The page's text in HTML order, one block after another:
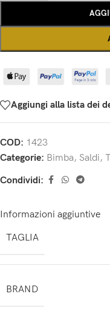
Aggiungi alla lista dei
COD: 1423
Categorie: Bimba, Saldi,
Condividi:
Informazioni aggiuntive
TAGLIA
BRAND